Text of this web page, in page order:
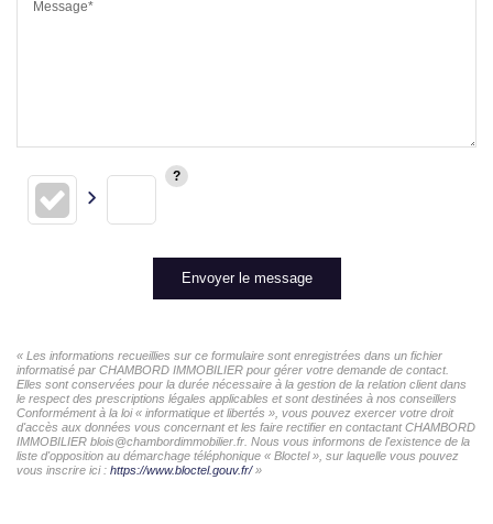
Message*
Envoyer le message
« Les informations recueillies sur ce formulaire sont enregistrées dans un fichier
informatisé par CHAMBORD IMMOBILIER pour gérer votre demande de contact.
Elles sont conservées pour la durée nécessaire à la gestion de la relation client dans
le respect des prescriptions légales applicables et sont destinées à nos conseillers
Conformément à la loi « informatique et libertés », vous pouvez exercer votre droit
d'accès aux données vous concernant et les faire rectifier en contactant CHAMBORD
IMMOBILIER blois@chambordimmobilier.fr. Nous vous informons de l'existence de la
liste d'opposition au démarchage téléphonique « Bloctel », sur laquelle vous pouvez
vous inscrire ici : https://www.bloctel.gouv.fr/»